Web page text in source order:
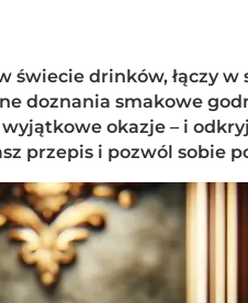
drinków, łączy w
doznania smakowe
okazje – i
przepis i pozwól sobie